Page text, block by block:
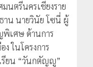
นตรีนครเชียงราย
าน นายวินัย โซนี่ ผู้
พิเศษ ด้านการ
ในโครงการ
ยน “วันกตัญญู”